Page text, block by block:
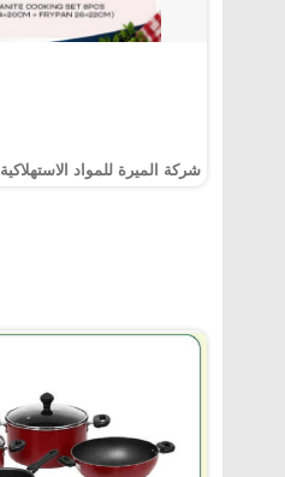
شركة الميرة للمواد الاستهلاكية